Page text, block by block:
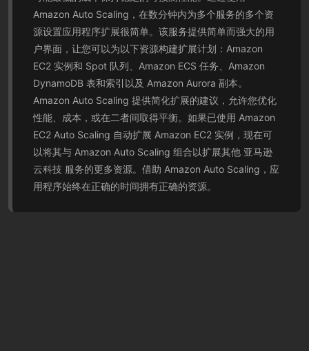
Amazon Auto Scaling，在数分钟内为多个服务的多个资
源设置应用程序扩展很简单。该服务提供简单而强大的用
户界面，让您可以为以下资源构建扩展计划：Amazon
EC2 实例和 Spot 队列、Amazon ECS 任务、Amazon
DynamoDB 表和索引以及 Amazon Aurora 副本。
Amazon Auto Scaling 提供简化扩展的建议，允许您优化
性能、成本，或在二者间取得平衡。如果已使用 Amazon
EC2 Auto Scaling 自动扩展 Amazon EC2 实例，现在可
以将其与 Amazon Auto Scaling 组合以扩展其他 亚马逊
云科技 服务的更多资源。借助 Amazon Auto Scaling，应
用程序始终在正确的时间拥有正确的资源。